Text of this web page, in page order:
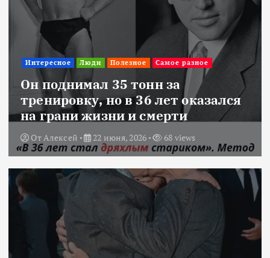
Интересное Люди Полезное Самое разное
Он поднимал 35 тонн за
тренировку, но в 36 лет оказался
на грани жизни и смерти
ОтАлексей 22 июня, 2026 68 views